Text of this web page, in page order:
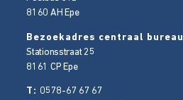
8160 AH Epe
Bezoekadres centraal bureau
Stationsstraat 25
8161 CP Epe
T: 0578-67 67 67